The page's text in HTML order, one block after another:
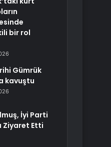
bir rol
Gümrük
kavuştu
İyi Parti
Ziyaret Etti